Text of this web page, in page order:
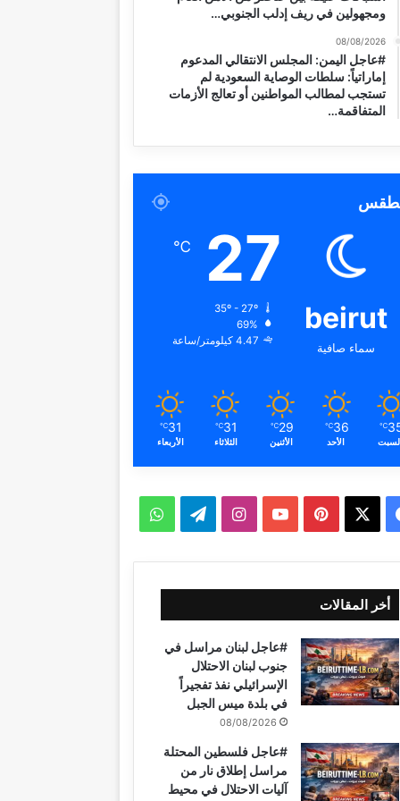
ومجهولين في ريف إدلب الجنوبي…
08/08/2026
#عاجل اليمن: المجلس الانتقالي المدعوم
إماراتياً: سلطات الوصاية السعودية لم
تستجب لمطالب المواطنين أو تعالج الأزمات
المتفاقمة…
beirut
سماء صافية
27
℃
69%
4.47 كيلومتر/ساعة
℃
36
℃
الأحد
29
℃
الأثنين
31
℃
الثلاثاء
31
℃
الأربعاء
فيسبوك بينتيريست‫YouTubeانستقرامتيلقرامواتساب
أخر المقالات
#عاجل لبنان مراسل في
جنوب لبنان الاحتلال
الإسرائيلي نفذ تفجيراً
في بلدة ميس الجبل
08/08/2026
#عاجل فلسطين المحتلة
مراسل إطلاق نار من
آليات الاحتلال في محيط